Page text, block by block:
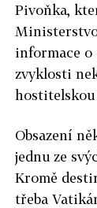
Pivoňka,
informace o
zvyklosti
hostitelskou
Obsazení
jednu ze
Kromě
třeba